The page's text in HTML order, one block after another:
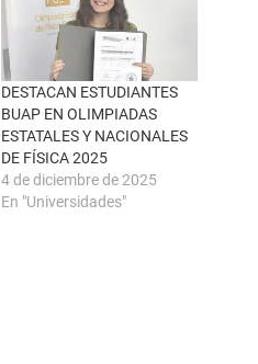
DESTACAN ESTUDIANTES
BUAP EN OLIMPIADAS
ESTATALES Y NACIONALES
DE FÍSICA 2025
4 de diciembre de 2025
En "Universidades"